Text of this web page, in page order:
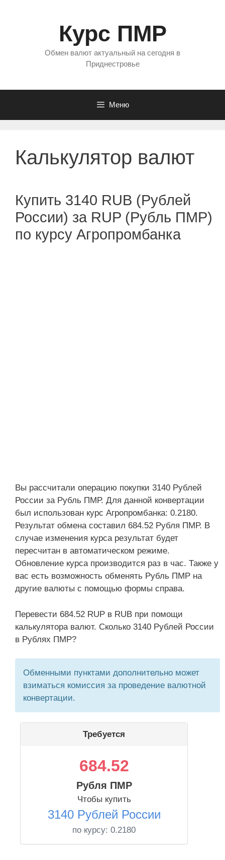
Курс ПМР
Обмен валют актуальный на сегодня в
Приднестровье
Меню
Калькулятор валют
Купить 3140 RUB (Рублей
России) за RUP (Рубль ПМР)
по курсу Агропромбанка
Вы рассчитали операцию покупки 3140 Рублей
России за Рубль ПМР. Для данной конвертации
был использован курс Агропромбанка: 0.2180.
Результат обмена составил 684.52 Рубля ПМР. В
случае изменения курса результат будет
пересчитан в автоматическом режиме.
Обновление курса производится раз в час. Также у
вас есть возможность обменять Рубль ПМР на
другие валюты с помощью формы справа.
Перевести 684.52 RUP в RUB при помощи
калькулятора валют. Сколько 3140 Рублей России
в Рублях ПМР?
Обменными пунктами дополнительно может
взиматься комиссия за проведение валютной
конвертации.
Требуется
684.52
Рубля ПМР
Чтобы купить
3140 Рублей России
по курсу: 0.2180